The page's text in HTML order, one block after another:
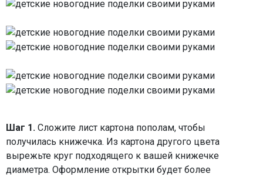
Шаг 1. Сложите лист картона пополам, чтобы
получилась книжечка. Из картона другого цвета
вырежьте круг подходящего к вашей книжечке
диаметра. Оформление открытки будет более